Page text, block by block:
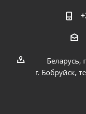
Беларусь,
г. Бобруйск,